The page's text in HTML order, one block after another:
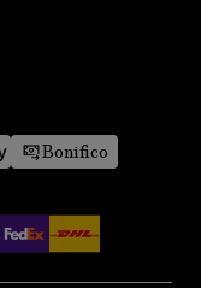
Bonifico